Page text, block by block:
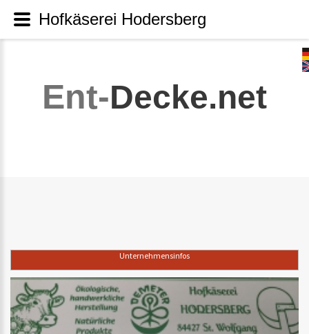
Ent-Decke.net
Unternehmensinfos
Hofkäserei Hodersberg